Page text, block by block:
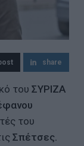
share
του ΣΥΡΙΖΑ
του
Σπέτσες.